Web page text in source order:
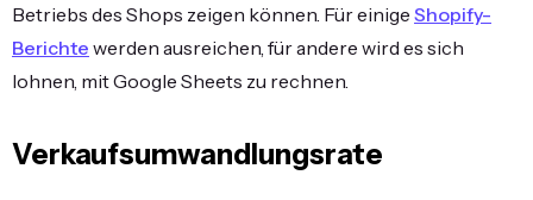
Betriebs des Shops zeigen können. Für einige Shopify-
Berichte werden ausreichen, für andere wird es sich
lohnen, mit Google Sheets zu rechnen.
Verkaufsumwandlungsrate